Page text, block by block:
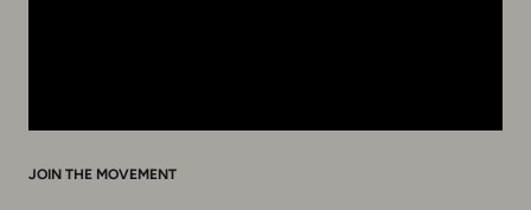
JOIN THE MOVEMENT